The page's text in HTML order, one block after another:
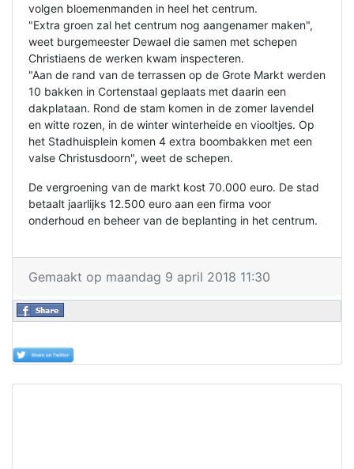
volgen bloemenmanden in heel het centrum.
"Extra groen zal het centrum nog aangenamer maken",
weet burgemeester Dewael die samen met schepen
Christiaens de werken kwam inspecteren.
"Aan de rand van de terrassen op de Grote Markt werden
10 bakken in Cortenstaal geplaats met daarin een
dakplataan. Rond de stam komen in de zomer lavendel
en witte rozen, in de winter winterheide en viooltjes. Op
het Stadhuisplein komen 4 extra boombakken met een
valse Christusdoorn", weet de schepen.
De vergroening van de markt kost 70.000 euro. De stad
betaalt jaarlijks 12.500 euro aan een firma voor
onderhoud en beheer van de beplanting in het centrum.
Gemaakt op maandag 9 april 2018 11:30